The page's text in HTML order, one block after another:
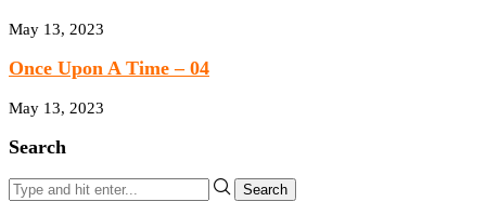
May 13, 2023
Once Upon A Time – 04
May 13, 2023
Search
Search